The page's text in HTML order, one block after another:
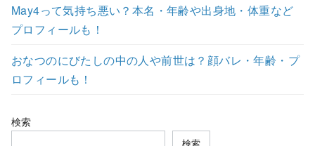
May4って気持ち悪い？本名・年齢や出身地・体重など
プロフィールも！
おなつのにびたしの中の人や前世は？顔バレ・年齢・プ
ロフィールも！
検索
検索